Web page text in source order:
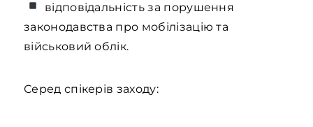
відповідальність за порушення
законодавства про мобілізацію та
військовий облік.
Серед спікерів заходу: